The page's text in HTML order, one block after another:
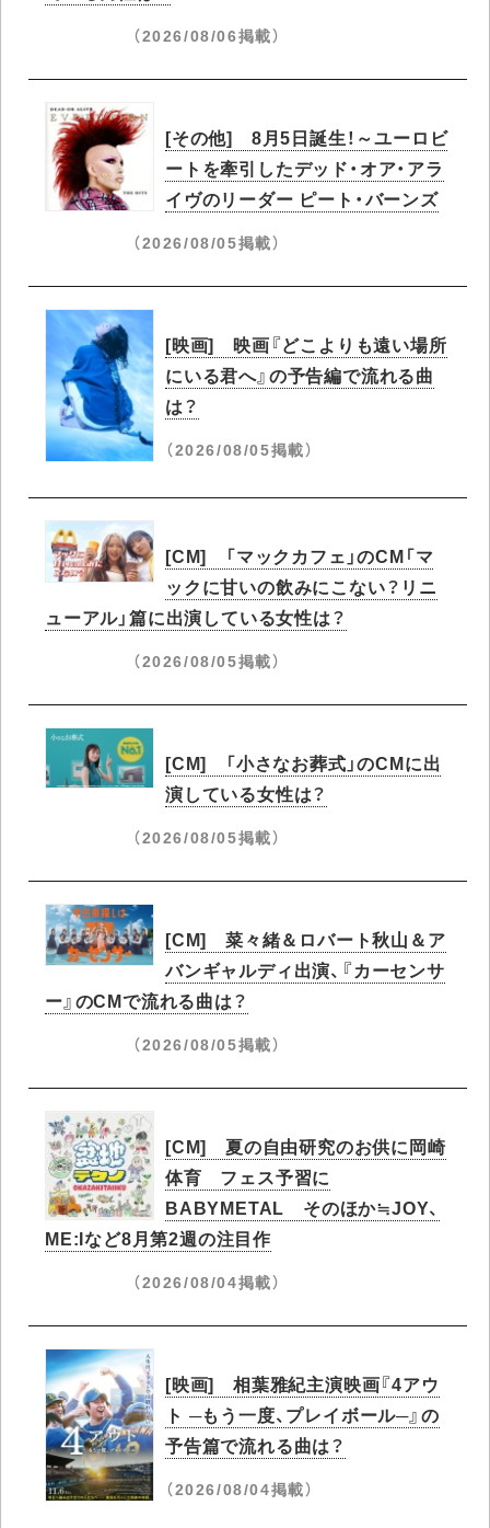
（2026/08/06掲載）
[その他] 8月5日誕生！～ユーロビ
ートを牽引したデッド・オア・アラ
イヴのリーダー ピート・バーンズ
（2026/08/05掲載）
[映画] 映画『どこよりも遠い場所
にいる君へ』の予告編で流れる曲
は？
（2026/08/05掲載）
[CM] 「マックカフェ」のCM「マ
ックに甘いの飲みにこない？リニ
ューアル」篇に出演している女性は？
（2026/08/05掲載）
[CM] 「小さなお葬式」のCMに出
演している女性は？
（2026/08/05掲載）
[CM] 菜々緒＆ロバート秋山＆ア
バンギャルディ出演、『カーセンサ
ー』のCMで流れる曲は？
（2026/08/05掲載）
[CM] 夏の自由研究のお供に岡崎
体育 フェス予習に
BABYMETAL そのほか≒JOY、
ME:Iなど8月第2週の注目作
（2026/08/04掲載）
[映画] 相葉雅紀主演映画『4アウ
ト ─もう一度、プレイボール─』の
予告篇で流れる曲は？
（2026/08/04掲載）